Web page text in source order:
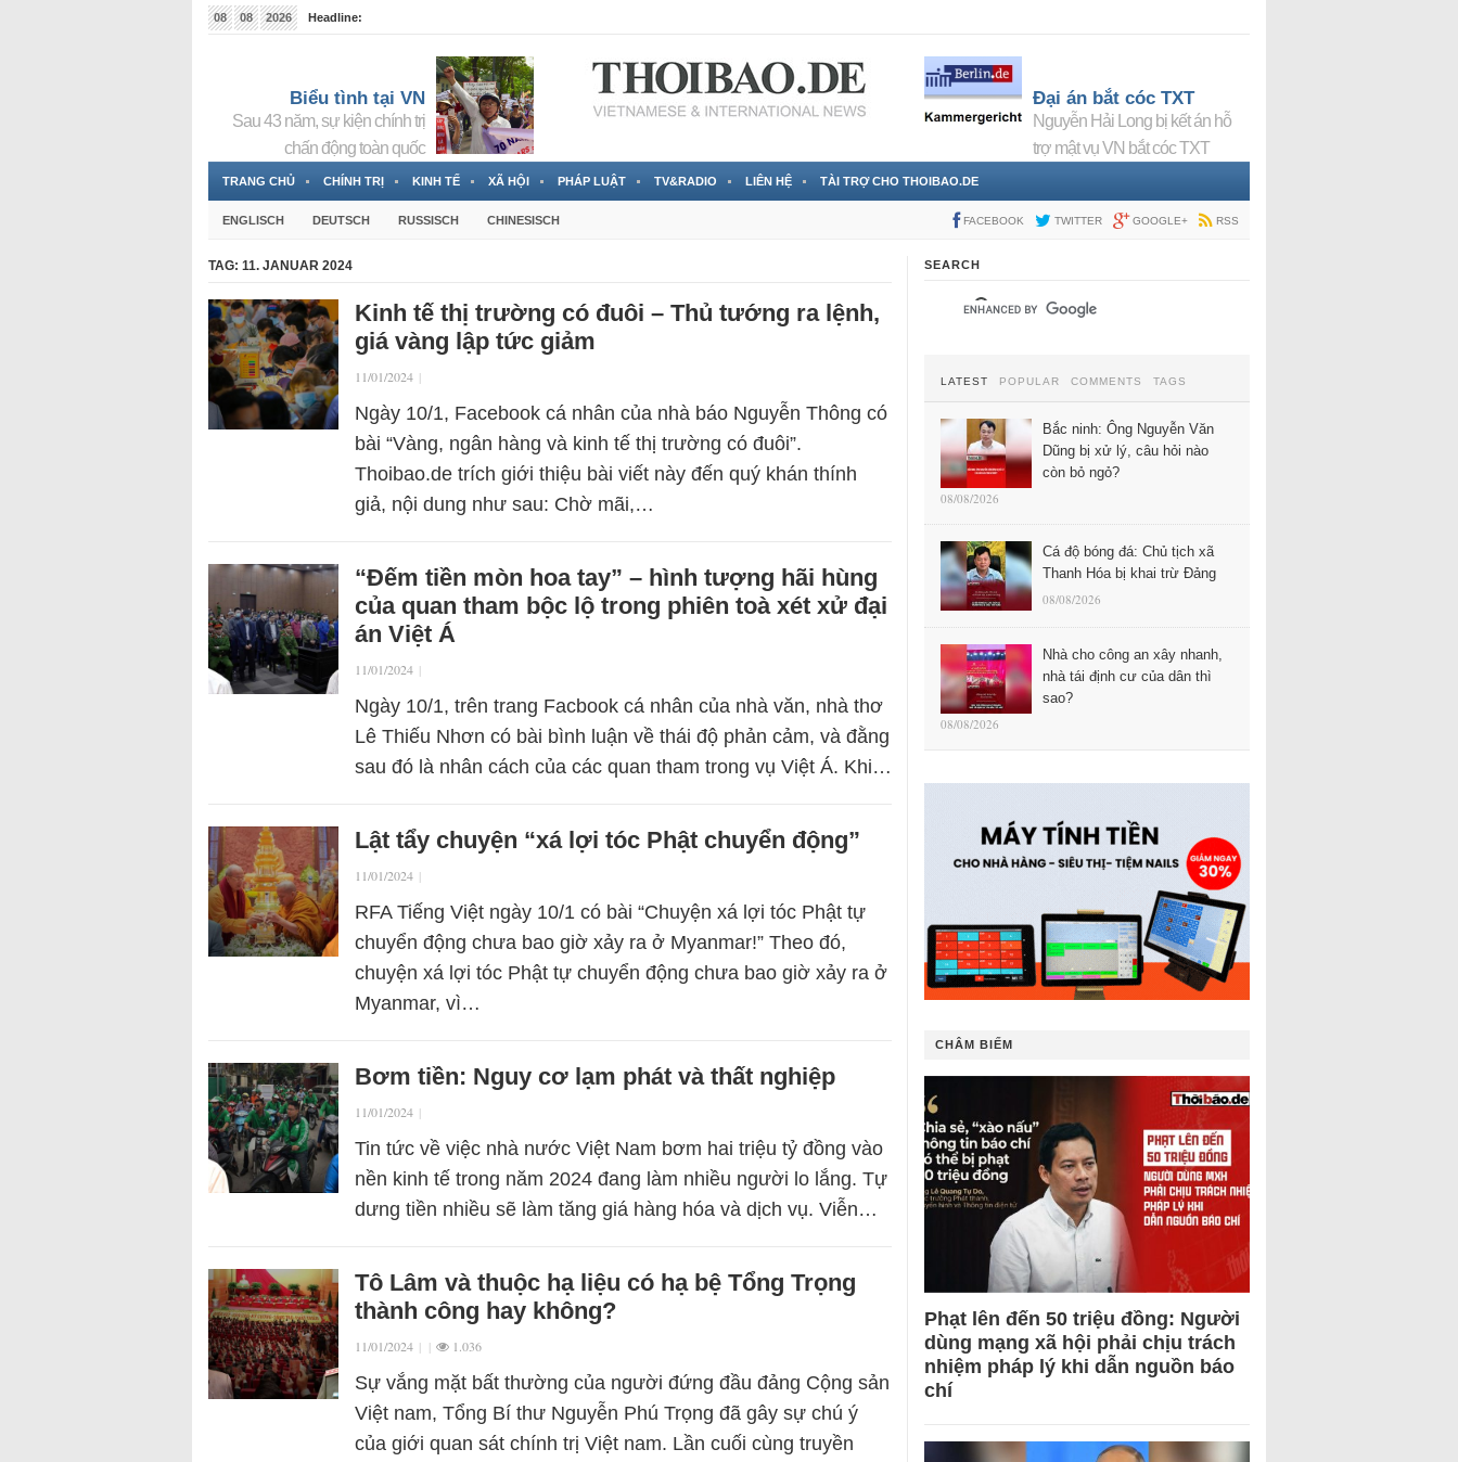
08 08 2026
Headline:
Biểu tình tại VN
Sau 43 năm, sự kiện chính trị
chấn động toàn quốc
Đại án bắt cóc TXT
Nguyễn Hải Long bị kết án hỗ
trợ mật vụ VN bắt cóc TXT
TRANG CHỦ CHÍNH TRỊ KINH TẾ XÃ HỘI PHÁP LUẬT TV&RADIO LIÊN HỆ TÀI TRỢ CHO THOIBAO.DE
ENGLISCH DEUTSCH RUSSISCH CHINESISCH FACEBOOK TWITTER GOOGLE+ RSS
TAG: 11. JANUAR 2024
Kinh tế thị trường có đuôi – Thủ tướng ra lệnh,
giá vàng lập tức giảm
11/01/2024 |
Ngày 10/1, Facebook cá nhân của nhà báo Nguyễn Thông có
bài “Vàng, ngân hàng và kinh tế thị trường có đuôi”.
Thoibao.de trích giới thiệu bài viết này đến quý khán thính
giả, nội dung như sau: Chờ mãi,…
“Đếm tiền mòn hoa tay” – hình tượng hãi hùng
của quan tham bộc lộ trong phiên toà xét xử đại
án Việt Á
11/01/2024 |
Ngày 10/1, trên trang Facbook cá nhân của nhà văn, nhà thơ
Lê Thiếu Nhơn có bài bình luận về thái độ phản cảm, và đằng
sau đó là nhân cách của các quan tham trong vụ Việt Á. Khi…
Lật tẩy chuyện “xá lợi tóc Phật chuyển động”
11/01/2024 |
RFA Tiếng Việt ngày 10/1 có bài “Chuyện xá lợi tóc Phật tự
chuyển động chưa bao giờ xảy ra ở Myanmar!” Theo đó,
chuyện xá lợi tóc Phật tự chuyển động chưa bao giờ xảy ra ở
Myanmar, vì…
Bơm tiền: Nguy cơ lạm phát và thất nghiệp
11/01/2024 |
Tin tức về việc nhà nước Việt Nam bơm hai triệu tỷ đồng vào
nền kinh tế trong năm 2024 đang làm nhiều người lo lắng. Tự
dưng tiền nhiều sẽ làm tăng giá hàng hóa và dịch vụ. Viễn…
Tô Lâm và thuộc hạ liệu có hạ bệ Tổng Trọng
thành công hay không?
11/01/2024 | | 1.036
Sự vắng mặt bất thường của người đứng đầu đảng Cộng sản
Việt nam, Tổng Bí thư Nguyễn Phú Trọng đã gây sự chú ý
của giới quan sát chính trị Việt nam. Lần cuối cùng truyền
SEARCH
LATEST POPULAR COMMENTS TAGS
Bắc ninh: Ông Nguyễn Văn
Dũng bị xử lý, câu hỏi nào
còn bỏ ngỏ?
08/08/2026
Cá độ bóng đá: Chủ tịch xã
Thanh Hóa bị khai trừ Đảng
08/08/2026
Nhà cho công an xây nhanh,
nhà tái định cư của dân thì
sao?
08/08/2026
CHÂM BIẾM
Phạt lên đến 50 triệu đồng: Người
dùng mạng xã hội phải chịu trách
nhiệm pháp lý khi dẫn nguồn báo
chí